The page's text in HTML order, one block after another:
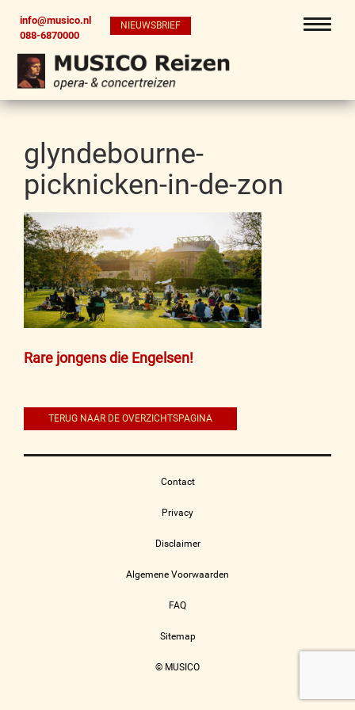
info@musico.nl
088-6870000
NIEUWSBRIEF
glyndebourne-
picknicken-in-de-zon
Bericht
Rare jongens die Engelsen!
TERUG NAAR DE OVERZICHTSPAGINA
Contact
Privacy
Disclaimer
Algemene Voorwaarden
FAQ
Sitemap
© MUSICO